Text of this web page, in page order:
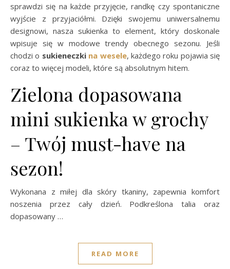
sprawdzi się na każde przyjęcie, randkę czy spontaniczne
wyjście z przyjaciółmi. Dzięki swojemu uniwersalnemu
designowi, nasza sukienka to element, który doskonale
wpisuje się w modowe trendy obecnego sezonu. Jeśli
chodzi o sukieneczki na wesele, każdego roku pojawia się
coraz to więcej modeli, które są absolutnym hitem.
Zielona dopasowana
mini sukienka w grochy
– Twój must-have na
sezon!
Wykonana z miłej dla skóry tkaniny, zapewnia komfort
noszenia przez cały dzień. Podkreślona talia oraz
dopasowany …
READ MORE